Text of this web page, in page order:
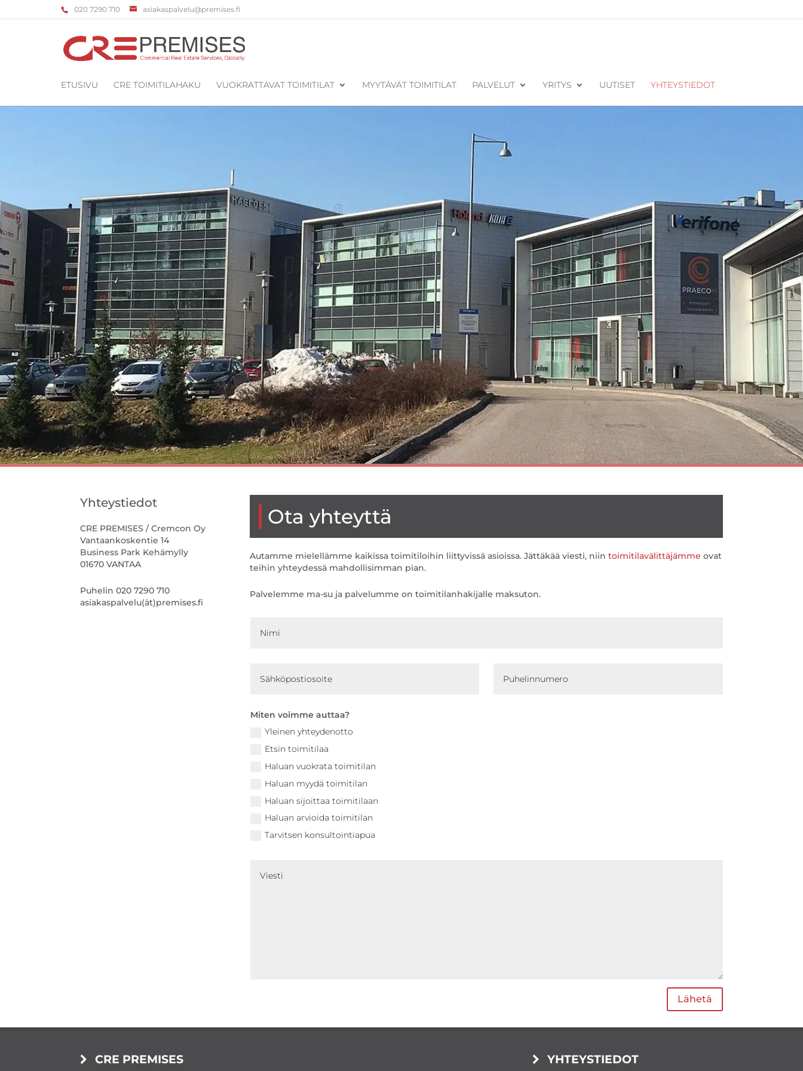
‌020 7290 710 asiakaspalvelu@premises.fi
ETUSIVU CRE TOIMITILAHAKU VUOKRATTAVAT TOIMITILAT MYYTÄVÄT TOIMITILAT PALVELUT YRITYS UUTISET YHTEYSTIEDOT
Yhteystiedot
CRE PREMISES / Cremcon Oy
Vantaankoskentie 14
Business Park Kehämylly
01670 VANTAA
Puhelin 020 7290 710
asiakaspalvelu(ät)premises.fi
Ota yhteyttä
Autamme mielellämme kaikissa toimitiloihin liittyvissä asioissa. Jättäkää viesti, niin toimitilavälittäjämme ovat
teihin yhteydessä mahdollisimman pian.
Palvelemme ma-su ja palvelumme on toimitilanhakijalle maksuton.
Miten voimme auttaa?
Yleinen yhteydenotto
Etsin toimitilaa
Haluan vuokrata toimitilan
Haluan myydä toimitilan
Haluan sijoittaa toimitilaan
Haluan arvioida toimitilan
Tarvitsen konsultointiapua
Lähetä
CRE PREMISES YHTEYSTIEDOT